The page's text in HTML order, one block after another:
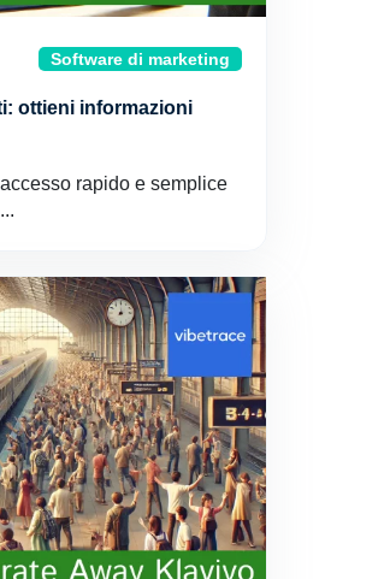
Software di marketing
ottieni informazioni
rapido e semplice